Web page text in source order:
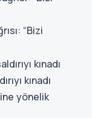
“Bizi
kınadı